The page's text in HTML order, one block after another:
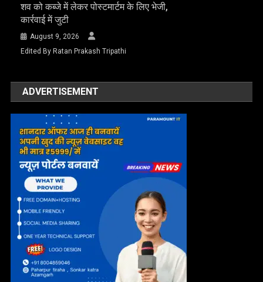
शव को कब्जे में लेकर पोस्टमार्टम के लिए भेजी,
कार्रवाई में जुटी
August 9, 2026
Edited By Ratan Prakash Tripathi
ADVERTISEMENT